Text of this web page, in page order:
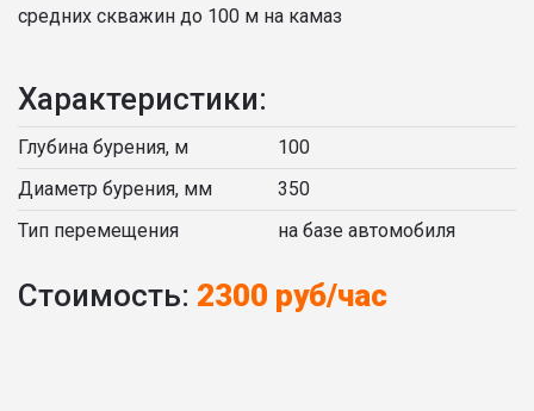
средних скважин до 100 м на камаз
Характеристики:
Глубина бурения, м
100
Диаметр бурения, мм
350
Тип перемещения
на базе автомобиля
Стоимость: 2300 руб/час